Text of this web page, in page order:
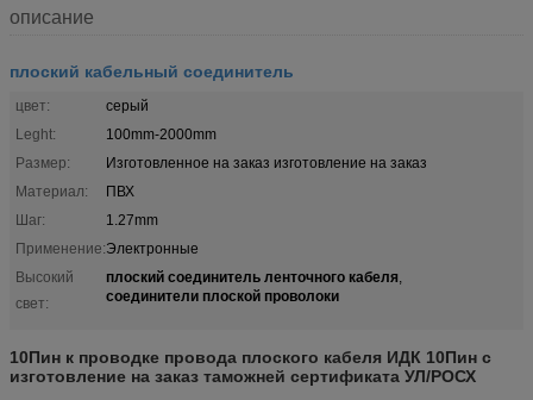
описание
плоский кабельный соединитель
цвет:
серый
Leght:
100mm-2000mm
Размер:
Изготовленное на заказ изготовление на заказ
Материал:
ПВХ
Шаг:
1.27mm
Применение:Электронные
Высокий
свет:
плоский соединитель ленточного кабеля,
соединители плоской проволоки
10Пин к проводке провода плоского кабеля ИДК 10Пин с
изготовление на заказ таможней сертификата УЛ/РОСХ